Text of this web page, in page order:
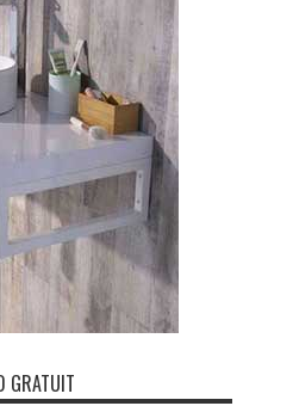
GRATUIT